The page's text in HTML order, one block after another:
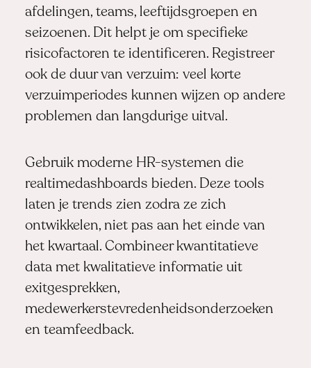
afdelingen, teams, leeftijdsgroepen en
seizoenen. Dit helpt je om specifieke
risicofactoren te identificeren. Registreer
ook de duur van verzuim: veel korte
verzuimperiodes kunnen wijzen op andere
problemen dan langdurige uitval.
Gebruik moderne HR-systemen die
realtimedashboards bieden. Deze tools
laten je trends zien zodra ze zich
ontwikkelen, niet pas aan het einde van
het kwartaal. Combineer kwantitatieve
data met kwalitatieve informatie uit
exitgesprekken,
medewerkerstevredenheidsonderzoeken
en teamfeedback.